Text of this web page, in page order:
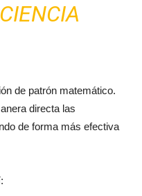
de patrón matemático.
directa las
de forma más efectiva